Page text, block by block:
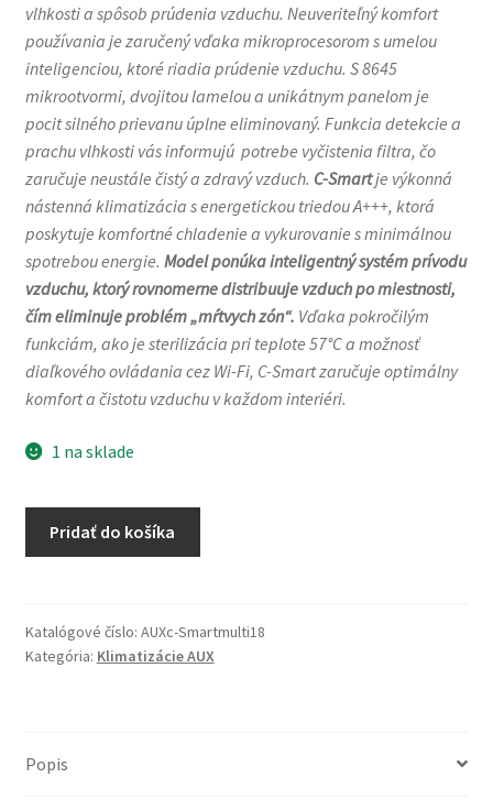
vlhkosti a spôsob prúdenia vzduchu. Neuveriteľný komfort
používania je zaručený vďaka mikroprocesorom s umelou
inteligenciou, ktoré riadia prúdenie vzduchu. S 8645
mikrootvormi, dvojitou lamelou a unikátnym panelom je
pocit silného prievanu úplne eliminovaný. Funkcia detekcie a
prachu vlhkosti vás informujú potrebe vyčistenia filtra, čo
zaručuje neustále čistý a zdravý vzduch. C-Smartje výkonná
nástenná klimatizácia s energetickou triedou A+++, ktorá
poskytuje komfortné chladenie a vykurovanie s minimálnou
spotrebou energie. Model ponúka inteligentný systém prívodu
vzduchu, ktorý rovnomerne distribuuje vzduch po miestnosti,
čím eliminuje problém „mŕtvych zón“. Vďaka pokročilým
funkciám, ako je sterilizácia pri teplote 57°C a možnosť
diaľkového ovládania cez Wi-Fi, C-Smart zaručuje optimálny
komfort a čistotu vzduchu v každom interiéri.
1 na sklade
množstvo
AUX
AUX
3,5kw/5,3kw
Pridať do košíka
Katalógové číslo: AUXc-Smartmulti18
Kategória: Klimatizácie AUX
Popis